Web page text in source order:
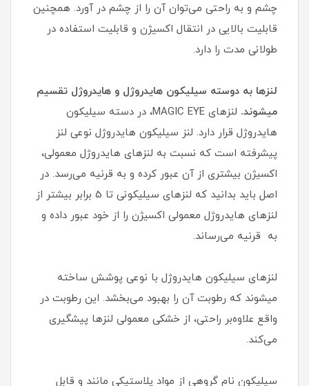
چشم و به راحتی می‌توان آن را از چشم در آورد. همچنین
قابلیت بالایی در انتقال اکسیژن و قابلیت استفاده در
طولانی مدت را دارد.
لنزها به دوسته سیلیکون هایدروژل و هایدروژل تقسیم
میشوند.
لنزهای MAGIC EYE، در دسته سیلیکون
هایدروژل قرار دارد. لنز سیلیکون هایدروژل نوعی لنز
پیشرفته است که نسبت به لنزهای هایدروژل معمولی،
اکسیژن بیشتری از آن عبور کرده و به قرنیه می‌رسد. در
اصل باید بدانید که لنزهای سیلیکونی تا 5 برابر بیشتر از
لنزهای هایدروژل معمولی اکسیژن را از خود عبور داده و
به قرنیه می‌رساند.
لنزهای سیلیکون هایدروژل با نوعی پوشش ساخته
میشوند که رطوبت آن را بهبود می‌بخشد. این رطوبت در
واقع علاوه‌بر راحتی، از خشکی معمولی لنزها پیشگیری
می‌کند.
سیلیکون نام گروهی از مواد پلاستیکی مانند و قابل